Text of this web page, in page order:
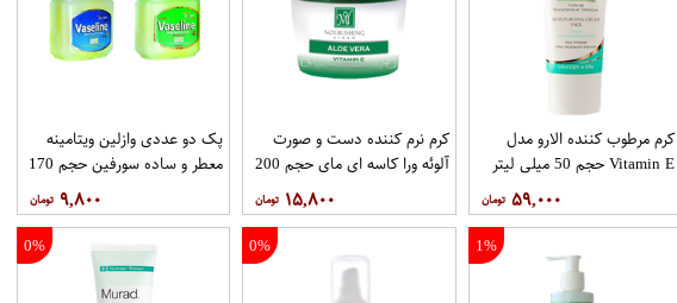
کرم مرطوب کننده الارو مدل
Vitamin E حجم 50 میلی لیتر
۵۹,۰۰۰
کرم نرم کننده دست و صورت
آلوئه ورا کاسه ای مای حجم 200
۱۵,۸۰۰
پک دو عددی وازلین ویتامینه
معطر و ساده سورفین حجم 170
۹,۸۰۰
1%
0%
0%